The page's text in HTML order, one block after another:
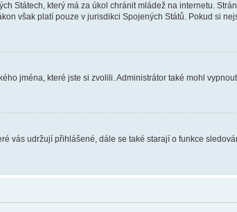
Státech, který má za úkol chránit mládež na internetu.
však platí pouze v jurisdikci Spojených Států. Pokud si
jména, které jste si zvolili. Administrátor také mohl
vás udržují přihlášené, dále se také starají o funkce